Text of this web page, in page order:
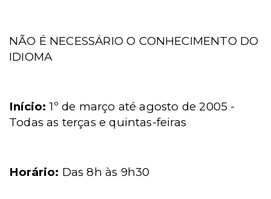
NÃO É NECESSÁRIO O CONHECIMENTO DO
IDIOMA
Início: 1º de março até agosto de 2005 -
Todas as terças e quintas-feiras
Horário: Das 8h às 9h30